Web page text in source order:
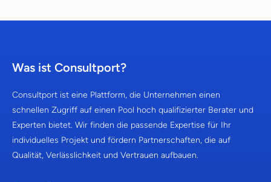
Was ist Consultport?
Consultport ist eine Plattform, die Unternehmen einen
schnellen Zugriff auf einen Pool hoch qualifizierter Berater und
Experten bietet. Wir finden die passende Expertise für Ihr
individuelles Projekt und fördern Partnerschaften, die auf
Qualität, Verlässlichkeit und Vertrauen aufbauen.